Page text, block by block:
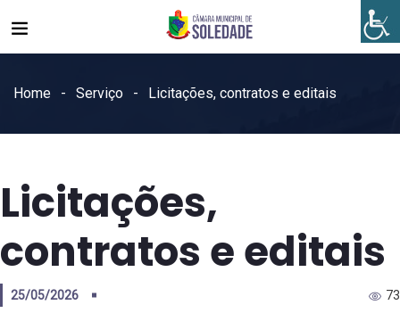
Home Serviço Licitações, contratos e editais
Licitações,
contratos e editais
25/05/2026 73